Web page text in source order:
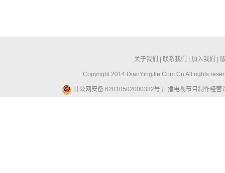
关于我们 联系我们 加入我们
Copyright 2014 DianYingJie.Com.Cn All rights
甘公网安备 62010502000332号 广播电视节目制作经